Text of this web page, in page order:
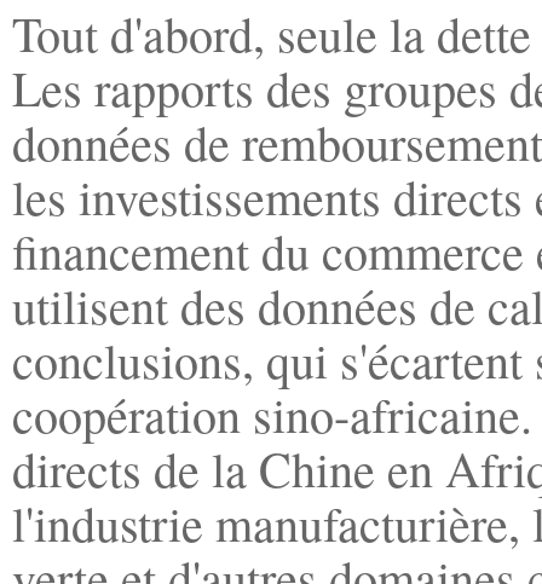
Tout d'abord, seule la
Les rapports des groupes
données de
les investissements
financement du
utilisent des données de
conclusions, qui
coopération sino-
directs de la Chine en
l'industrie